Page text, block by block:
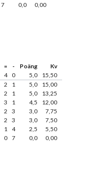
7 0,0 0,00
= - Poäng
Kv
4 0 5,0
15,50
2 1 5,0
15,00
2 1 5,0
13,25
3 1 4,5
12,00
2 3 3,0
7,75
2 3 3,0
7,50
1 4 2,5
5,50
0 7 0,0 0,00